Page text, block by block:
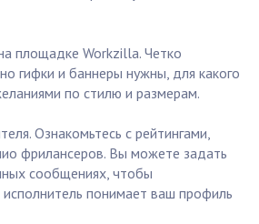
площадке Workzilla. Четко
гифки и баннеры нужны, для какого
по стилю и размерам.
Ознакомьтесь с рейтингами,
фрилансеров. Вы можете задать
сообщениях, чтобы
исполнитель понимает ваш профиль